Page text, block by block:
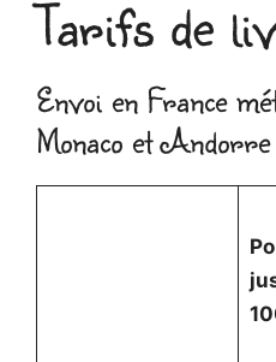
Tarifs de
Envoi en France
Monaco et Andorre